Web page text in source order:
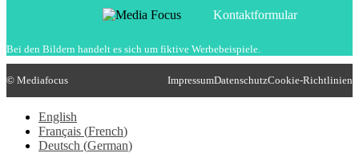
Kontaktformular
Bei den Bildern handelt es sich um fiktive Werbebeispiele.
© Mediafocus ImpressumDatenschutzCookie-Richtlinien
English
Français (French)
Deutsch (German)